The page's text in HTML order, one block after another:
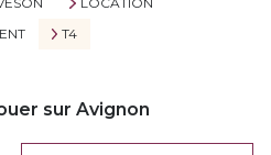
T4
sur Avignon